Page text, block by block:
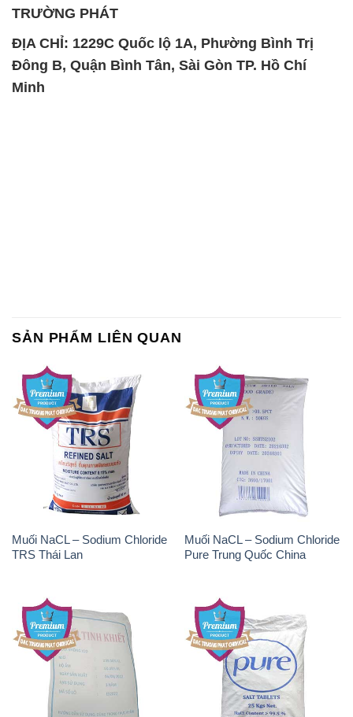
TRƯỜNG PHÁT
ĐỊA CHỈ: 1229C Quốc lộ 1A, Phường Bình Trị
Đông B, Quận Bình Tân, Sài Gòn TP. Hồ Chí
Minh
SẢN PHẨM LIÊN QUAN
Muối NaCL – Sodium Chloride
TRS Thái Lan
Muối NaCL – Sodium Chloride
Pure Trung Quốc China